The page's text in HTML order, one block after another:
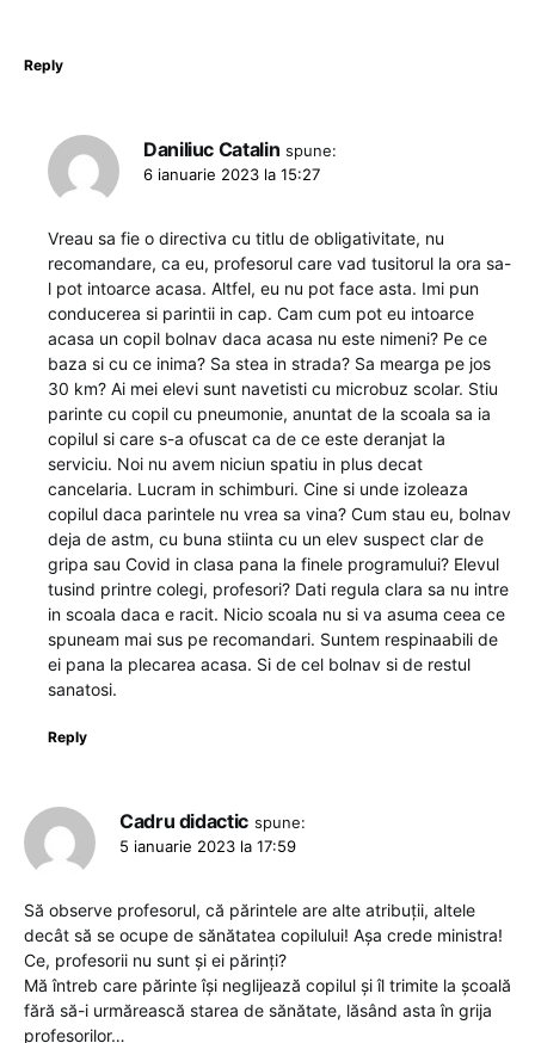
Reply
Daniliuc Catalin spune:
6 ianuarie 2023 la 15:27
Vreau sa fie o directiva cu titlu de obligativitate, nu
recomandare, ca eu, profesorul care vad tusitorul la ora sa-
l pot intoarce acasa. Altfel, eu nu pot face asta. Imi pun
conducerea si parintii in cap. Cam cum pot eu intoarce
acasa un copil bolnav daca acasa nu este nimeni? Pe ce
baza si cu ce inima? Sa stea in strada? Sa mearga pe jos
30 km? Ai mei elevi sunt navetisti cu microbuz scolar. Stiu
parinte cu copil cu pneumonie, anuntat de la scoala sa ia
copilul si care s-a ofuscat ca de ce este deranjat la
serviciu. Noi nu avem niciun spatiu in plus decat
cancelaria. Lucram in schimburi. Cine si unde izoleaza
copilul daca parintele nu vrea sa vina? Cum stau eu, bolnav
deja de astm, cu buna stiinta cu un elev suspect clar de
gripa sau Covid in clasa pana la finele programului? Elevul
tusind printre colegi, profesori? Dati regula clara sa nu intre
in scoala daca e racit. Nicio scoala nu si va asuma ceea ce
spuneam mai sus pe recomandari. Suntem respinaabili de
ei pana la plecarea acasa. Si de cel bolnav si de restul
sanatosi.
Reply
Cadru didactic spune:
5 ianuarie 2023 la 17:59
Să observe profesorul, că părintele are alte atribuții, altele
decât să se ocupe de sănătatea copilului! Așa crede ministra!
Ce, profesorii nu sunt și ei părinți?
Mă întreb care părinte își neglijează copilul și îl trimite la școală
fără să-i urmărească starea de sănătate, lăsând asta în grija
profesorilor…